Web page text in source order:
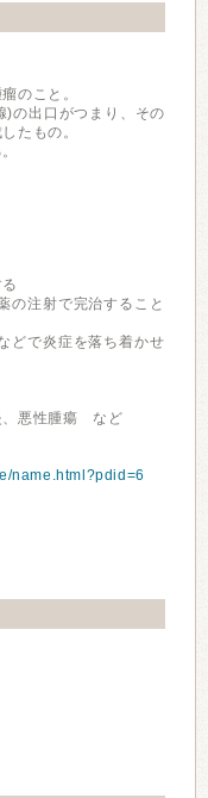
のこと。
)の出口がつまり、その
たもの。
の注射で完治すること
どで炎症を落ち着かせ
、悪性腫瘍 など
name.html?pdid=6